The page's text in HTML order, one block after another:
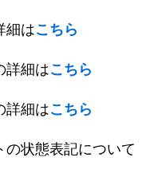
細はこちら
詳細はこちら
詳細はこちら
状態表記について